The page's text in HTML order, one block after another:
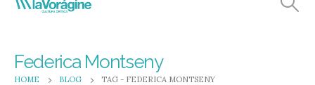
Federica Montseny
HOME BLOG TAG - FEDERICA MONTSENY